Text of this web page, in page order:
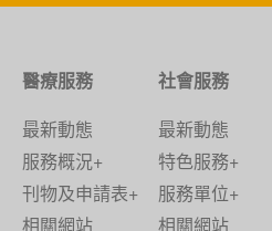
醫療服務
最新動態
服務概況+
刊物及申請表+
相關網站
社會服務
最新動態
特色服務+
服務單位+
相關網站